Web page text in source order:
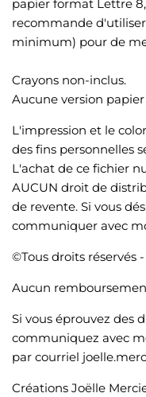
papier format Lettre
recommande
minimum) pour de
Crayons non-inclus.
Aucune version
L'impression et le
des fins personnelles
L'achat de ce fichier
AUCUN droit de
de revente. Si vous
communiquer avec
©Tous droits réservés
Aucun
Si vous éprouvez des
communiquez avec
par courriel
Créations Joëlle